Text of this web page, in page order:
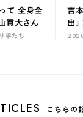
て 全身全
貢大さん
手たち
吉
出
こちらの